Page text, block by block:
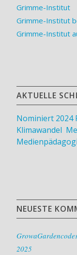
Grimme-Institut
Grimme-Institut
Grimme-Institut
AKTUELLE
Nominiert 2024
Klimawandel
NEUESTE
2025